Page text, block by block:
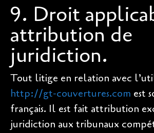
9. Droit
attribution de
juridiction.
Tout litige en relation avec
http://gt-couvertures.com est
français. Il est fait attribution
juridiction aux tribunaux